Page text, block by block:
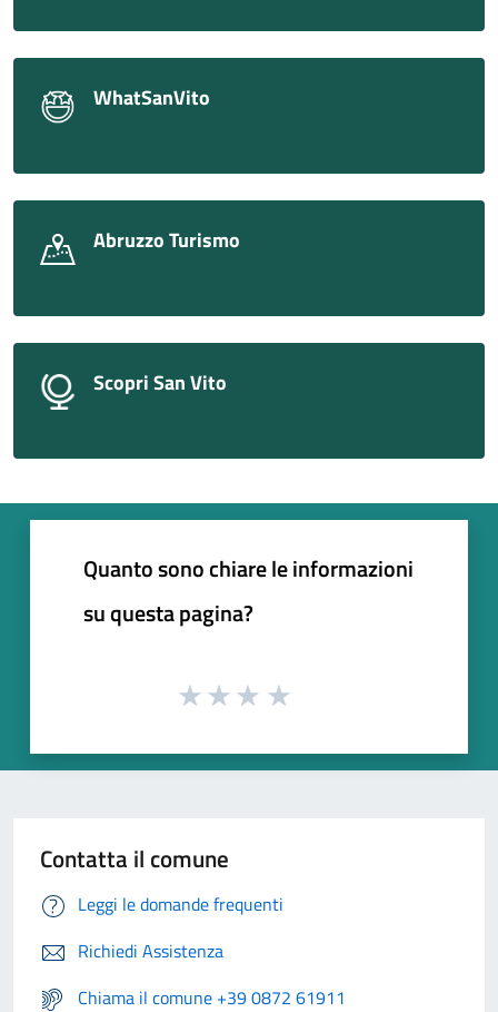
WhatSanVito
Abruzzo Turismo
Scopri San Vito
Quanto sono chiare le informazioni
su questa pagina?
Contatta il comune
Leggi le domande frequenti
Richiedi Assistenza
Chiama il comune +39 0872 61911